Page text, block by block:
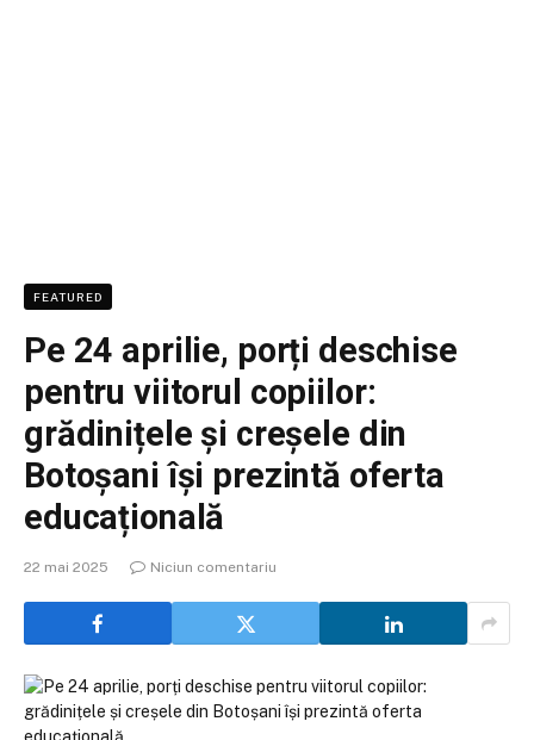
FEATURED
Pe 24 aprilie, porți deschise
pentru viitorul copiilor:
grădinițele și creșele din
Botoșani își prezintă oferta
educațională
22 mai 2025 Niciun comentariu